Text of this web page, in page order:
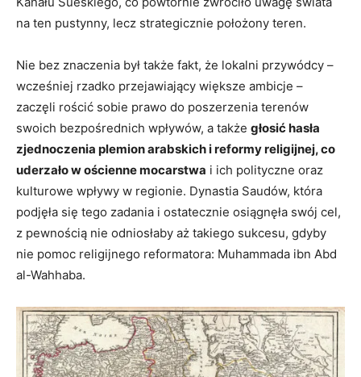
na ten pustynny, lecz strategicznie położony teren.
Nie bez znaczenia był także fakt, że lokalni przywódcy –
wcześniej rzadko przejawiający większe ambicje –
zaczęli rościć sobie prawo do poszerzenia terenów
swoich bezpośrednich wpływów, a także głosić hasła
zjednoczenia plemion arabskich i reformy religijnej, co
uderzało w ościenne mocarstwa i ich polityczne oraz
kulturowe wpływy w regionie. Dynastia Saudów, która
podjęła się tego zadania i ostatecznie osiągnęła swój cel,
z pewnością nie odniosłaby aż takiego sukcesu, gdyby
nie pomoc religijnego reformatora: Muhammada ibn Abd
al-Wahhaba.